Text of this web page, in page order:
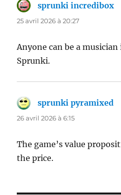
sprunki incredibox
25 avril 2026 à 20:27
Anyone can be a
Sprunki.
sprunki pyramixed
26 avril 2026 à 6:15
The game’s value
the price.